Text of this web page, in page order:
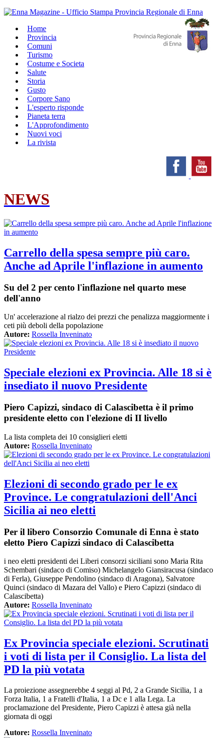
Home
Provincia
Comuni
Turismo
Costume e Societa
Salute
Storia
Gusto
Corpore Sano
L'esperto risponde
Pianeta terra
L'Approfondimento
Nuovi voci
La rivista
NEWS
Carrello della spesa sempre più caro.
Anche ad Aprile l'inflazione in aumento
Su del 2 per cento l'inflazione nel quarto mese
dell'anno
Un' accelerazione al rialzo dei prezzi che penalizza maggiormente i
ceti più deboli della popolazione
Autore: Rossella Inveninato
Speciale elezioni ex Provincia. Alle 18 si è
insediato il nuovo Presidente
Piero Capizzi, sindaco di Calascibetta è il primo
presidente eletto con l'elezione di II livello
La lista completa dei 10 consiglieri eletti
Autore: Rossella Inveninato
Elezioni di secondo grado per le ex
Province. Le congratulazioni dell'Anci
Sicilia ai neo eletti
Per il libero Consorzio Comunale di Enna è stato
eletto Piero Capizzi sindaco di Calascibetta
i neo eletti presidenti dei Liberi consorzi siciliani sono Maria Rita
Schembari (sindaco di Comiso) Michelangelo Giansiracusa (sindaco
di Ferla), Giuseppe Pendolino (sindaco di Aragona), Salvatore
Quinci (sindaco di Mazara del Vallo) e Piero Capizzi (sindaco di
Calascibetta)
Autore: Rossella Inveninato
Ex Provincia speciale elezioni. Scrutinati
i voti di lista per il Consiglio. La lista del
PD la più votata
La proiezione assegnerebbe 4 seggi al Pd, 2 a Grande Sicilia, 1 a
Forza Italia, 1 a Fratelli d'Italia, 1 a Dc e 1 alla Lega. La
proclamazione del Presidente, Piero Capizzi è attesa già nella
giornata di oggi
Autore: Rossella Inveninato